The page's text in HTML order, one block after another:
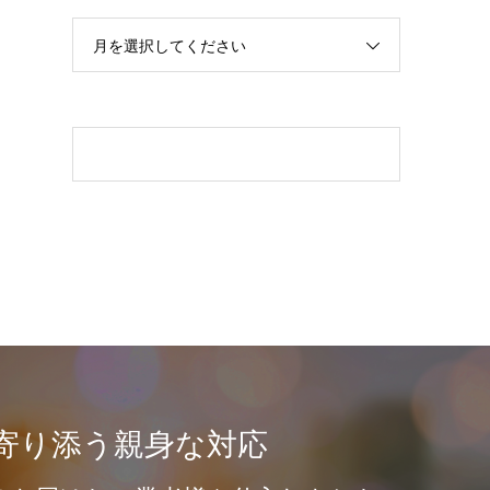
月を選択してください
り添う親身な対応